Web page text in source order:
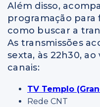
Além disso,
programação para
como buscar a
As transmissões
sexta, às 22h30,
canais:
TV Templo
Rede CNT